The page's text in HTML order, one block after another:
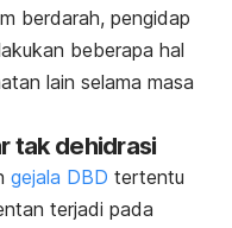
berdarah, pengidap
beberapa hal
lain selama masa
tak dehidrasi
gejala DBD tertentu
terjadi pada